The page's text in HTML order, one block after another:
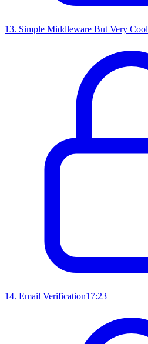
13. Simple Middleware But Very Cool
14. Email Verification17:23